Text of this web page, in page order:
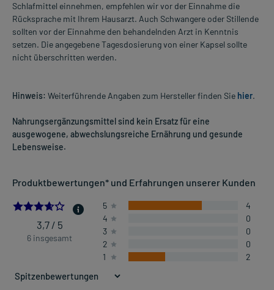
Schlafmittel einnehmen, empfehlen wir vor der Einnahme die
Rücksprache mit Ihrem Hausarzt. Auch Schwangere oder Stillende
sollten vor der Einnahme den behandelnden Arzt in Kenntnis
setzen. Die angegebene Tagesdosierung von einer Kapsel sollte
nicht überschritten werden.
Hinweis: Weiterführende Angaben zum Hersteller finden Sie hier.
Nahrungsergänzungsmittel sind kein Ersatz für eine
ausgewogene, abwechslungsreiche Ernährung und gesunde
Lebensweise.
Produktbewertungen* und Erfahrungen unserer Kunden
3.6666666666666665
3,7 / 5
6 insgesamt
5
4
4
0
3
0
2
0
1
2